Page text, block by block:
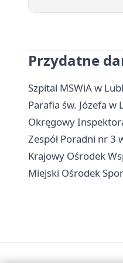
Przydatne
Szpital MSWiA w
Parafia św. Józefa
Okręgowy
Zespół Poradni nr 3
Krajowy Ośrodek
Miejski Ośrodek